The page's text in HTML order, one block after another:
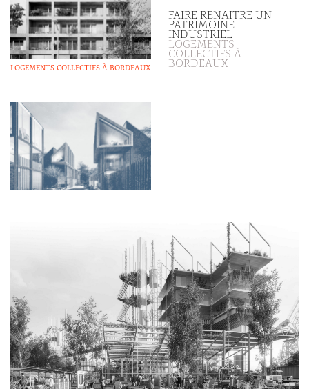
LOGEMENTS COLLECTIFS À BORDEAUX
FAIRE RENAITRE UN
PATRIMOINE
INDUSTRIEL
LOGEMENTS
COLLECTIFS À
BORDEAUX